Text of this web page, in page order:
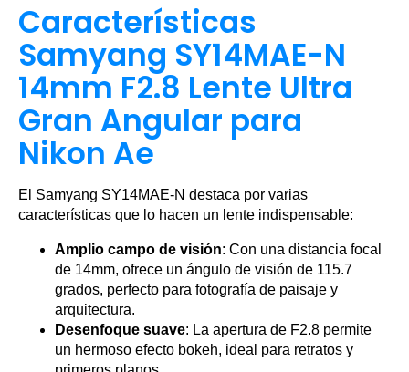
Características
Samyang SY14MAE-N
14mm F2.8 Lente Ultra
Gran Angular para
Nikon Ae
El Samyang SY14MAE-N destaca por varias
características que lo hacen un lente indispensable:
Amplio campo de visión: Con una distancia focal
de 14mm, ofrece un ángulo de visión de 115.7
grados, perfecto para fotografía de paisaje y
arquitectura.
Desenfoque suave: La apertura de F2.8 permite
un hermoso efecto bokeh, ideal para retratos y